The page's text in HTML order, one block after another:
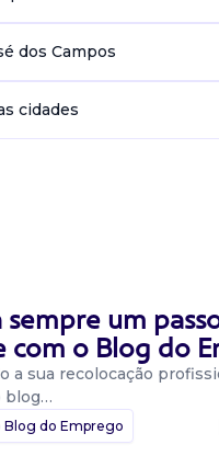
dos Campos
cidades
sempre um
com o Blog do
a sua recolocação
blog…
Blog do Emprego